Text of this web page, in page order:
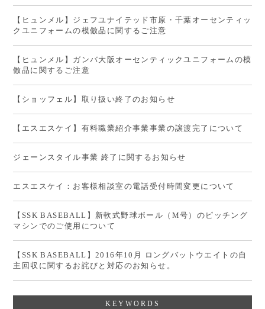
【ヒュンメル】ジェフユナイテッド市原・千葉オーセンティッ
クユニフォームの模倣品に関するご注意
【ヒュンメル】ガンバ大阪オーセンティックユニフォームの模
倣品に関するご注意
【ショッフェル】取り扱い終了のお知らせ
【エスエスケイ】有料職業紹介事業事業の譲渡完了について
ジェーンスタイル事業 終了に関するお知らせ
エスエスケイ：お客様相談室の電話受付時間変更について
【SSK BASEBALL】新軟式野球ボール（M号）のピッチング
マシンでのご使用について
【SSK BASEBALL】2016年10月 ロングバットウエイトの自
主回収に関するお詫びと対応のお知らせ。
KEYWORDS